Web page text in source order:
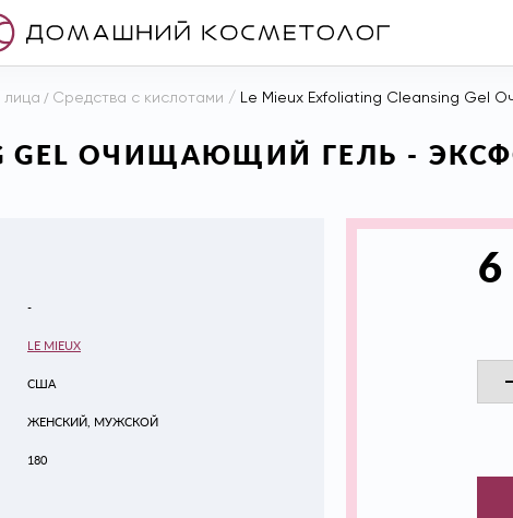
лица / Средства с кислотами / Le Mieux Exfoliating Cleansing Gel
GEL ОЧИЩАЮЩИЙ ГЕЛЬ -
-
LE MIEUX
США
ЖЕНСКИЙ, МУЖСКОЙ
180